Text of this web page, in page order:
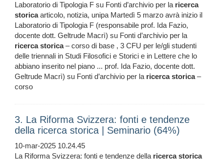
Laboratorio di Tipologia F su Fonti d’archivio per la ricerca
storicaarticolo, notizia, unipa Martedì 5 marzo avrà inizio il
Laboratorio di Tipologia F (responsabile prof. Ida Fazio,
docente dott. Geltrude Macrì) su Fonti d’archivio per la
ricerca storica– corso di base , 3 CFU per le/gli studenti
delle triennali in Studi Filosofici e Storici e in Lettere che lo
abbiano inserito nel piano ... prof. Ida Fazio, docente dott.
Geltrude Macrì) su Fonti d’archivio per la ricerca storica–
corso
3. La Riforma Svizzera: fonti e tendenze
della ricerca storica | Seminario (64%)
10-mar-2025 10.24.45
La Riforma Svizzera: fonti e tendenze della ricerca storica